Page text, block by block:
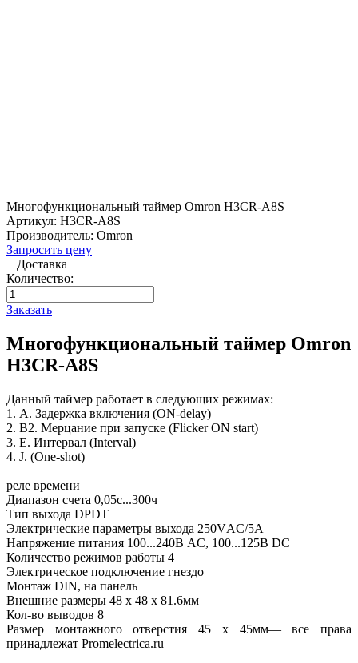
Многофункциональный таймер Omron H3CR-A8S
Артикул: H3CR-A8S
Производитель: Omron
Запросить цену
+ Доставка
Количество:
Заказать
Многофункциональный таймер Omron
H3CR-A8S
Данный таймер работает в следующих режимах:
1. A. Задержка включения (ON-delay)
2. B2. Мерцание при запуске (Flicker ON start)
3. E. Интервал (Interval)
4. J. (One-shot)
реле времени
Диапазон счета 0,05с...300ч
Тип выхода DPDT
Электрические параметры выхода 250VАC/5А
Напряжение питания 100...240В AC, 100...125В DC
Количество режимов работы 4
Электрическое подключение гнездо
Монтаж DIN, на панель
Внешние размеры 48 x 48 x 81.6мм
Кол-во выводов 8
Размер монтажного отверстия 45 x 45мм— все права
принадлежат Promelectrica.ru